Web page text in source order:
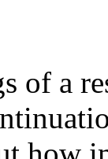
of a